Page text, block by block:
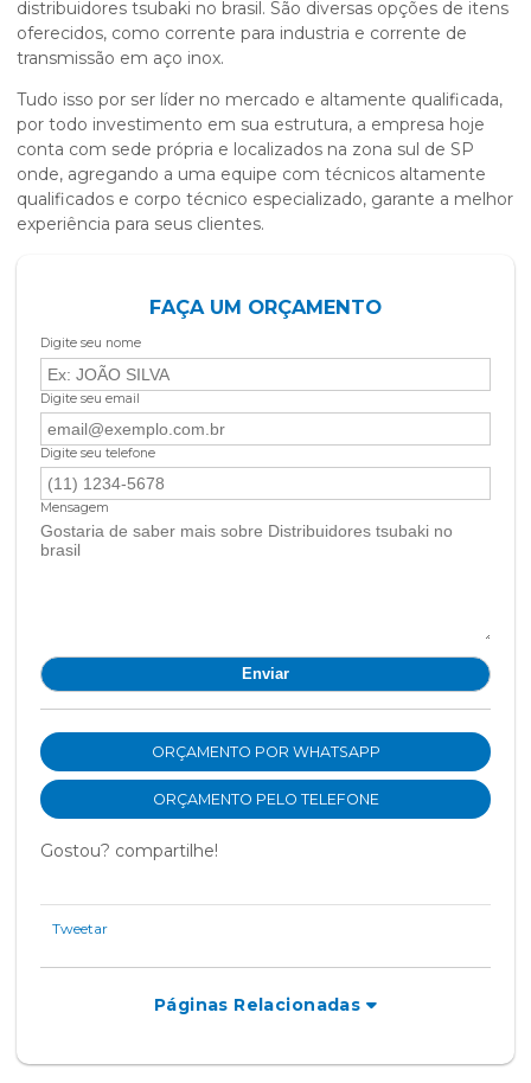
distribuidores tsubaki no brasil . São diversas opções de itens
oferecidos, como corrente para industria e corrente de
transmissão em aço inox.
Tudo isso por ser líder no mercado e altamente qualificada,
por todo investimento em sua estrutura, a empresa hoje
conta com sede própria e localizados na zona sul de SP
onde, agregando a uma equipe com técnicos altamente
qualificados e corpo técnico especializado, garante a melhor
experiência para seus clientes.
FAÇA UM ORÇAMENTO
Digite seu nome
Digite seu email
Digite seu telefone
Mensagem
ORÇAMENTO POR WHATSAPP
ORÇAMENTO PELO TELEFONE
Gostou? compartilhe!
Tweetar
Páginas Relacionadas